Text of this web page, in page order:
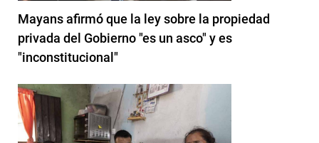
Mayans afirmó que la ley sobre la propiedad
privada del Gobierno "es un asco" y es
"inconstitucional"